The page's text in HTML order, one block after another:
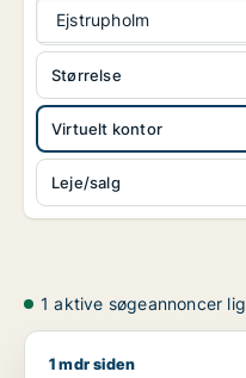
Ejstrupholm
Virtuelt kontor
Leje/salg
Størrelse
1 aktive søgeannoncer
Tina søger kontor,
1 mdr siden